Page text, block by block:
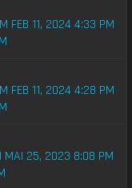
FEB 11, 2024 4:33 PM
FEB 11, 2024 4:28 PM
MAI 25, 2023 8:08 PM